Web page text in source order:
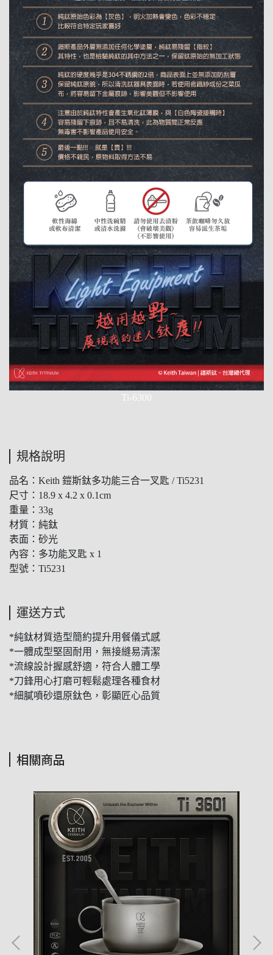
Ti-6300
規格說明
品名：Keith 鎧斯鈦多功能三合一叉匙 / Ti5231
尺寸：18.9 x 4.2 x 0.1cm
重量：33g
材質：純鈦
表面：砂光
內容：多功能叉匙 x 1
型號：Ti5231
運送方式
*純鈦材質造型簡約提升用餐儀式感
*一體成型堅固耐用，無接縫易清潔
*流線設計握感舒適，符合人體工學
*刀鋒用心打磨可輕鬆處理各種食材
*細膩噴砂還原鈦色，彰顯匠心品質
相關商品